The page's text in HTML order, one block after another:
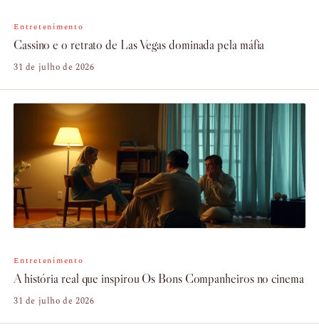
Entretenimento
Cassino e o retrato de Las Vegas dominada pela máfia
31 de julho de 2026
Entretenimento
A história real que inspirou Os Bons Companheiros no cinema
31 de julho de 2026